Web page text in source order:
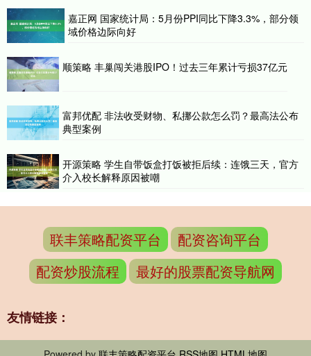
嘉正网 国家统计局：5月份PPI同比下降3.3%，部分领
域价格边际向好
顺策略 丰巢闯关港股IPO！过去三年累计亏损37亿元
富邦优配 非法收受财物、私挪公款怎么罚？最高法公布
典型案例
开源策略 学生自带饭盒打饭被拒后续：连饿三天，官方
介入校长解释原因被嘲
联丰策略配资平台
配资咨询平台
配资炒股流程
最好的股票配资导航网
友情链接：